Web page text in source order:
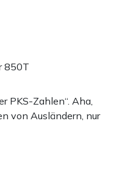
850T
PKS-Zahlen“. Aha,
von Ausländern, nur